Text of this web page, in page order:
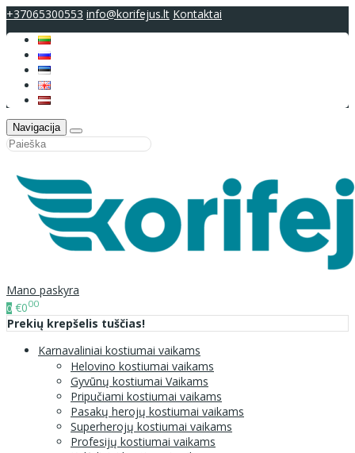
+37065300553 info@korifejus.lt Kontaktai
Navigacija
Mano paskyra
0 €000
Prekių krepšelis tuščias!
Karnavaliniai kostiumai vaikams
Helovino kostiumai vaikams
Gyvūnų kostiumai Vaikams
Pripučiami kostiumai vaikams
Pasakų herojų kostiumai vaikams
Superherojų kostiumai vaikams
Profesijų kostiumai vaikams